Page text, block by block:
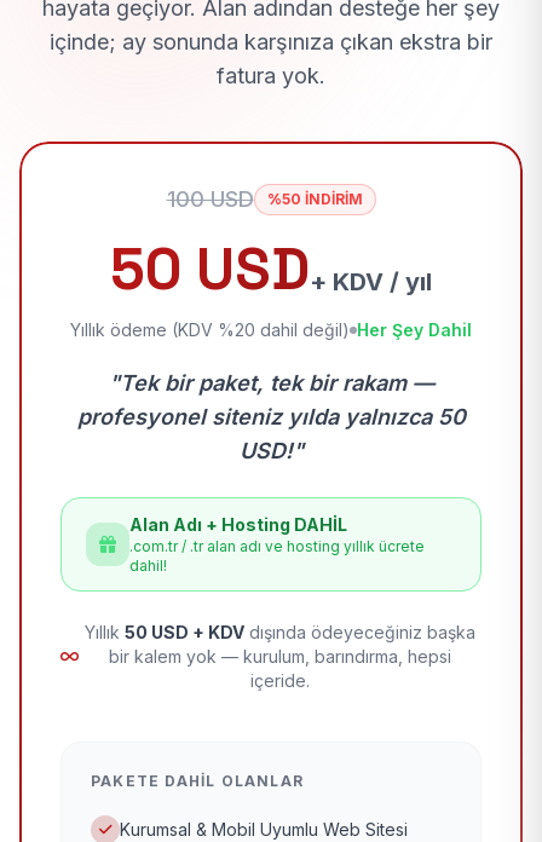
hayata geçiyor. Alan adından desteğe her şey
içinde; ay sonunda karşınıza çıkan ekstra bir
fatura yok.
100 USD %50 İNDİRİM
50 USD+ KDV / yıl
Yıllık ödeme (KDV %20 dahil değil) Her Şey Dahil
"Tek bir paket, tek bir rakam —
profesyonel siteniz yılda yalnızca 50
USD!"
Alan Adı + Hosting DAHİL
.com.tr / .tr alan adı ve hosting yıllık ücrete
dahil!
Yıllık 50 USD + KDV dışında ödeyeceğiniz başka
bir kalem yok — kurulum, barındırma, hepsi
içeride.
PAKETE DAHIL OLANLAR
Kurumsal & Mobil Uyumlu Web Sitesi